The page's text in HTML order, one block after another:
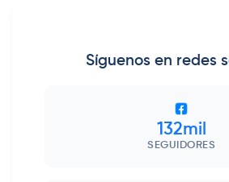
Síguenos en redes
132mil
SEGUIDORES